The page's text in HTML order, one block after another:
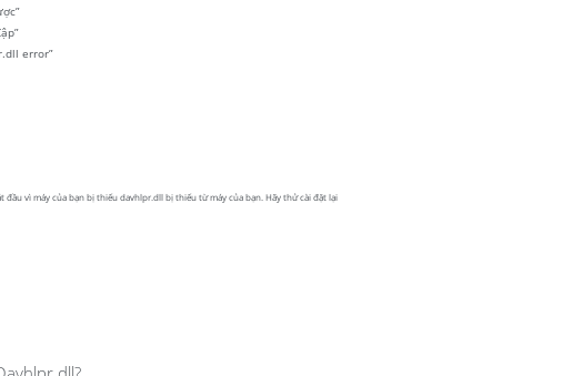
error”
đầu vì máy của bạn bị thiếu davhlpr.dll bị thiếu từ máy của bạn. Hãy thử cài đặt lại